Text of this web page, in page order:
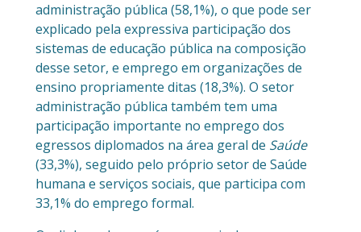
administração pública (58,1%), o que pode ser
explicado pela expressiva participação dos
sistemas de educação pública na composição
desse setor, e emprego em organizações de
ensino propriamente ditas (18,3%). O setor
administração pública também tem uma
participação importante no emprego dos
egressos diplomados na área geral de Saúde
(33,3%), seguido pelo próprio setor de Saúde
humana e serviços sociais, que participa com
33,1% do emprego formal.